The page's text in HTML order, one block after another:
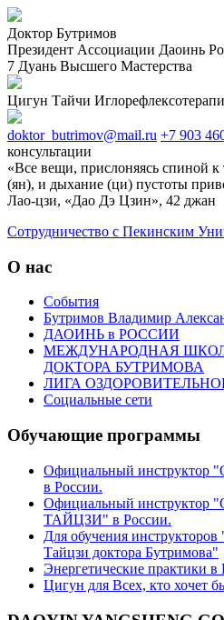
Доктор Бутримов
Президент Ассоциации Даоинь
7 Дуань Высшего Мастерства
Цигун Тайчи
doktor_butrimov@mail.ru +7 903
консультации
«Все вещи, прислоняясь спиной
(ян), и дыхание (ци) пустоты
Лао-цзи, «Дао Дэ Цзин», 42 джан
Cотрудничество с Пекинским
О нас
События
Бутримов Владимир
ДАОИНЬ в РОССИИ
МЕЖДУНАРОДНАЯ
ДОКТОРА БУТРИМОВА
ЛИГА
Социальные сети
Обучающие программы
Официальный инструктор
в России.
Официальный инструктор
ТАЙЦЗИ" в России.
Для обучения
Тайцзи доктора Бутримова"
Энергетические практики
Цигун для Всех, кто хочет